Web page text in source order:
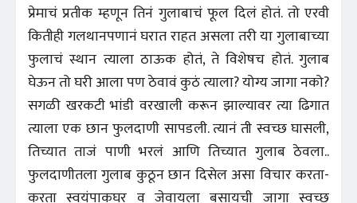
प्रेमाचं प्रतीक म्हणून तिनं गुलाबाचं फूल दिलं होतं. तो एरवी
कितीही गलथानपणानं घरात राहत असला तरी या गुलाबाच्या
फुलाचं स्थान त्याला ठाऊक होतं, ते विशेषच होतं. गुलाब
घेऊन तो घरी आला पण ठेवावं कुठं त्याला? योग्य जागा नको?
सगळी खरकटी भांडी वरखाली करून झाल्यावर त्या ढिगात
त्याला एक छान फुलदाणी सापडली. त्यानं ती स्वच्छ घासली,
तिच्यात ताजं पाणी भरलं आणि तिच्यात गुलाब ठेवला..
फुलदाणीतला गुलाब कुठून छान दिसेल असा विचार करता-
करता स्वयंपाकघर व जेवायला बसायची जागा स्वच्छ